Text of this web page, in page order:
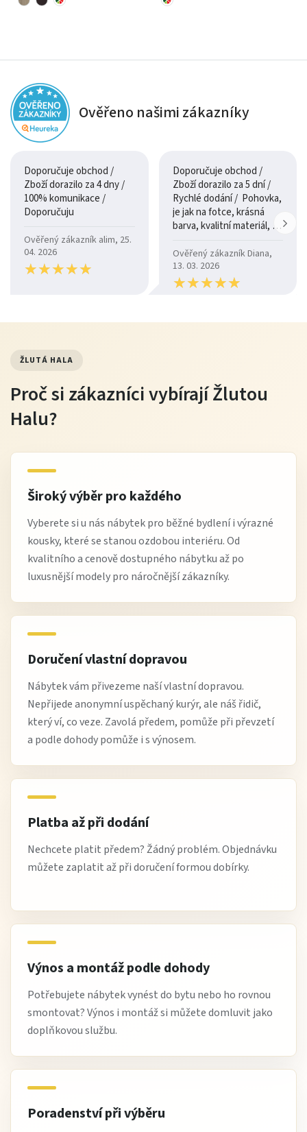
Ověřeno našimi zákazníky
Doporučuje obchod /
Zboží dorazilo za 4 dny /
100% komunikace /
Doporučuju
Ověřený zákazník alim, 25.
04. 2026
★★★★★
★★★★★
Doporučuje obchod /
Zboží dorazilo za 5 dní /
Rychlé dodání / Pohovka,
je jak na fotce, krásná
barva, kvalitní materiál, a
Ověřený zákazník Diana,
13. 03. 2026
★★★★★
★★★★★
ŽLUTÁ HALA
Proč si zákazníci vybírají Žlutou
Halu?
Široký výběr pro každého
Vyberete si u nás nábytek pro běžné bydlení i výrazné
kousky, které se stanou ozdobou interiéru. Od
kvalitního a cenově dostupného nábytku až po
luxusnější modely pro náročnější zákazníky.
Doručení vlastní dopravou
Nábytek vám přivezeme naší vlastní dopravou.
Nepřijede anonymní uspěchaný kurýr, ale náš řidič,
který ví, co veze. Zavolá předem, pomůže při převzetí
a podle dohody pomůže i s výnosem.
Platba až při dodání
Nechcete platit předem? Žádný problém. Objednávku
můžete zaplatit až při doručení formou dobírky.
Výnos a montáž podle dohody
Potřebujete nábytek vynést do bytu nebo ho rovnou
smontovat? Výnos i montáž si můžete domluvit jako
doplňkovou službu.
Poradenství při výběru